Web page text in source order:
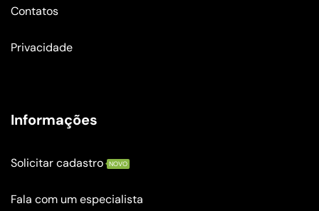
Contatos
Privacidade
Informações
Solicitar cadastro NOVO
Fala com um especialista